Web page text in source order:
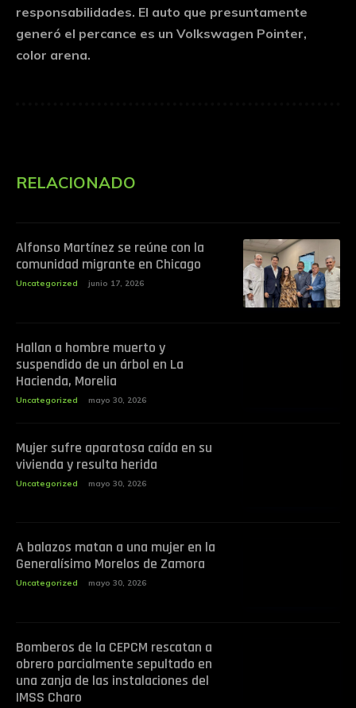
responsabilidades. El auto que presuntamente
generó el percance es un Volkswagen Pointer,
color arena.
RELACIONADO
Alfonso Martínez se reúne con la
comunidad migrante en Chicago
Uncategorized junio 17, 2026
Hallan a hombre muerto y
suspendido de un árbol en La
Hacienda, Morelia
Uncategorized mayo 30, 2026
Mujer sufre aparatosa caída en su
vivienda y resulta herida
Uncategorized mayo 30, 2026
A balazos matan a una mujer en la
Generalísimo Morelos de Zamora
Uncategorized mayo 30, 2026
Bomberos de la CEPCM rescatan a
obrero parcialmente sepultado en
una zanja de las instalaciones del
IMSS Charo